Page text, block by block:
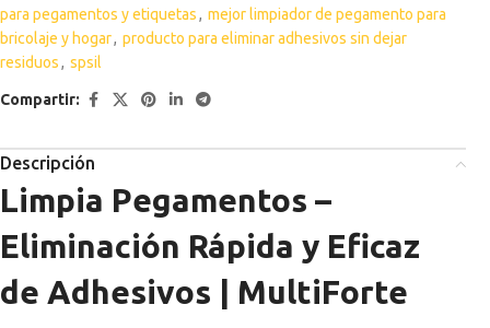
para pegamentos y etiquetas, mejor limpiador de pegamento para
bricolaje y hogar, producto para eliminar adhesivos sin dejar
residuos, spsil
Compartir:
Descripción
Limpia Pegamentos –
Eliminación Rápida y Eficaz
de Adhesivos | MultiForte